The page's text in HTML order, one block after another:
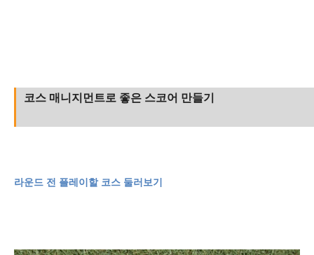
코스 매니지먼트로 좋은 스코어 만들기
라운드 전 플레이할 코스 둘러보기